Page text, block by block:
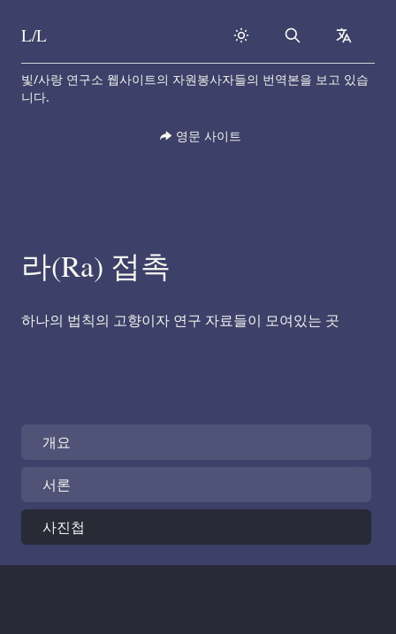
Skip to content
L/L Search
빛/사랑 연구소 웹사이트의 자원봉사자들의 번역본을 보고 있습
니다.
영문 사이트
라(Ra) 접촉
하나의 법칙의 고향이자 연구 자료들이 모여있는 곳
개요
서론
사진첩